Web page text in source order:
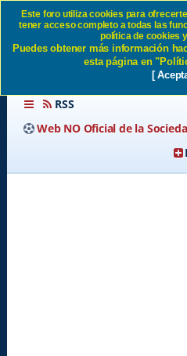
Foro
RSS
Web NO Oficial de la
Este foro utiliza cookies para
tener acceso completo a todas las
política de cookies
Puedes obtener más información
esta página en
[